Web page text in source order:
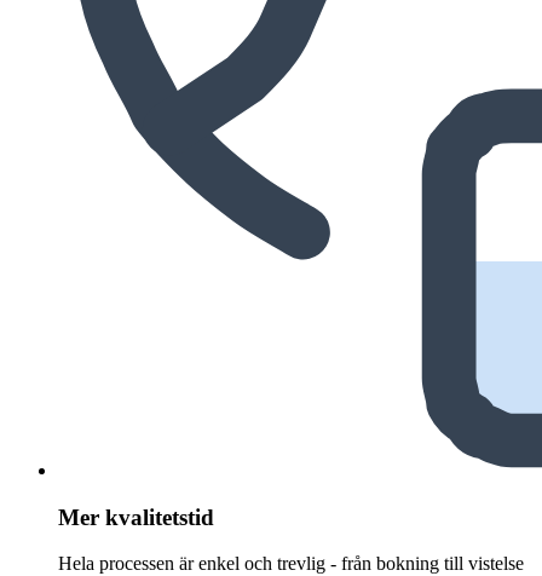
Mer kvalitetstid
Hela processen är enkel och trevlig - från bokning till vistelse